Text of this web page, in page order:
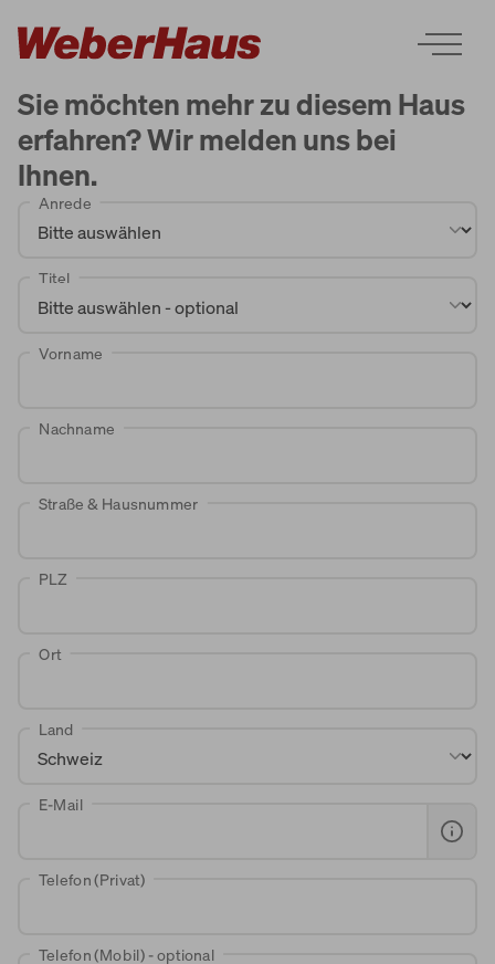
Sie möchten mehr zu diesem Haus
erfahren? Wir melden uns bei
Ihnen.
Anrede
Titel
Vorname
Nachname
Straße & Hausnummer
PLZ
Ort
Land
E-Mail
Telefon (Privat)
Telefon (Mobil) - optional
Häuser